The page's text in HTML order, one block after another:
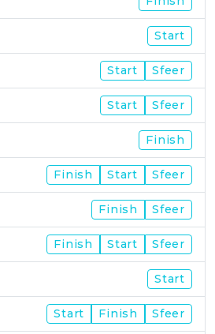
Start
Start Sfeer
Start Sfeer
Finish
Finish Start Sfeer
Finish Sfeer
Finish Start Sfeer
Start
Start Finish Sfeer